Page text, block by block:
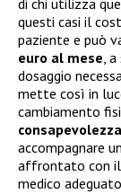
di chi utilizza
questi casi il
paziente e può
euro al mese,
dosaggio
mette così in
cambiamento
accompagnare
affrontato con il
medico